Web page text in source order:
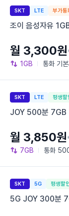
SKT LTE 부가
조이 음성자유
1GB 통화 기
월 3,300원
SKT LTE 평생할
JOY 500분 7GB
7GB 통화
월 3,850원
SKT 5G 평생할
5G JOY 300분